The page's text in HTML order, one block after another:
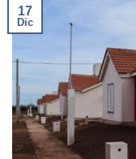
17
Dic